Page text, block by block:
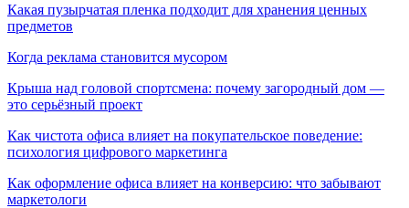
Какая пузырчатая пленка подходит для хранения ценных
предметов
Когда реклама становится мусором
Крыша над головой спортсмена: почему загородный дом —
это серьёзный проект
Как чистота офиса влияет на покупательское поведение:
психология цифрового маркетинга
Как оформление офиса влияет на конверсию: что забывают
маркетологи